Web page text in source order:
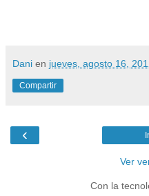
Dani en jueves, agosto 16,
Compartir
‹
Ver
Con la